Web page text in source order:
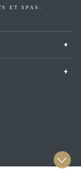
ET SPAS.